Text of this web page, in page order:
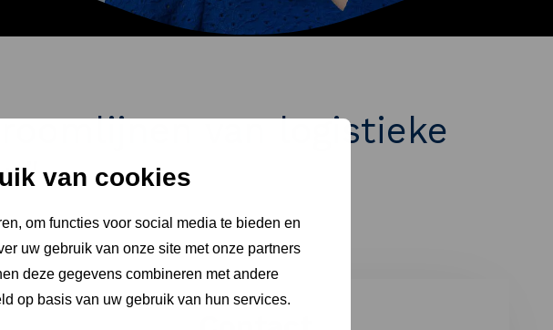
van cookies
om functies voor social media te bieden en
uw gebruik van onze site met onze partners
deze gegevens combineren met andere
op basis van uw gebruik van hun services.
van logistieke